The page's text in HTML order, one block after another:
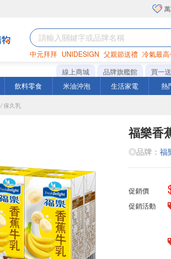
中元拜拜 UNIDESIGN 父親節送禮 冷氣最
罐頭 海苔 洋芋片
線上商城 品牌旗艦館 買一
飲料零食 米油沖泡 生活家電 熱
/ 保久乳
福樂香
◎品牌： 福
促銷價
促銷活動